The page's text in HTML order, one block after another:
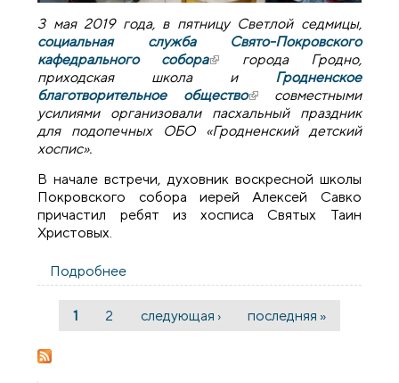
3 мая 2019 года, в пятницу Светлой седмицы,
социальная служба Свято-Покровского
кафедрального собора(внешняя ссылка)
города Гродно,
приходская школа и Гродненское
благотворительное общество(внешняя ссылка)
совместными
усилиями организовали пасхальный праздник
для подопечных ОБО «Гродненский детский
хоспис».
В начале встречи, духовник воскресной школы
Покровского собора иерей Алексей Савко
причастил ребят из хосписа Святых Таин
Христовых.
Подробнее
подопечных ОБО «Гродненский детский
и школа Покровского собора
Страницы
1 2 следующая › последняя »